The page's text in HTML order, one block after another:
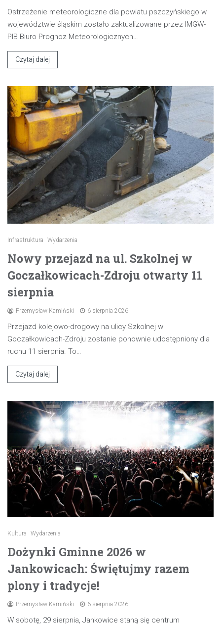
Ostrzeżenie meteorologiczne dla powiatu pszczyńskiego w
województwie śląskim zostało zaktualizowane przez IMGW-
PIB Biuro Prognoz Meteorologicznych…
Czytaj dalej
Infrastruktura Wydarzenia
Nowy przejazd na ul. Szkolnej w
Goczałkowicach-Zdroju otwarty 11
sierpnia
Przemysław Kamiński 6 sierpnia 2026
Przejazd kolejowo-drogowy na ulicy Szkolnej w
Goczałkowicach-Zdroju zostanie ponownie udostępniony dla
ruchu 11 sierpnia. To…
Czytaj dalej
Kultura Wydarzenia
Dożynki Gminne 2026 w
Jankowicach: Świętujmy razem
plony i tradycje!
Przemysław Kamiński 6 sierpnia 2026
W sobotę, 29 sierpnia, Jankowice staną się centrum